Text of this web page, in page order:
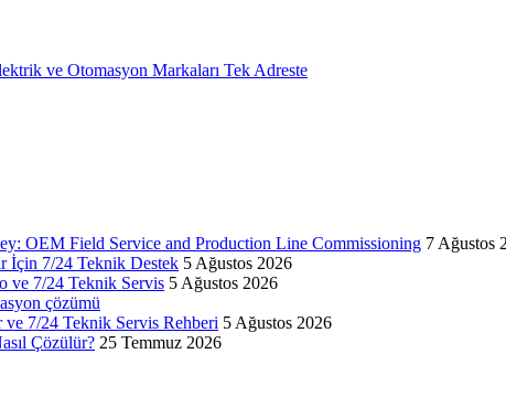
ve Otomasyon Markaları Tek Adreste
OEM Field Service and Production Line Commissioning 7 Ağustos
İçin 7/24 Teknik Destek 5 Ağustos 2026
ve 7/24 Teknik Servis 5 Ağustos 2026
ve 7/24 Teknik Servis Rehberi 5 Ağustos 2026
Çözülür? 25 Temmuz 2026